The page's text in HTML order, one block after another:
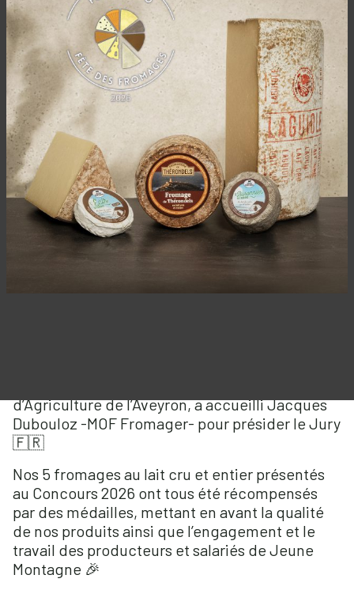
d’Agriculture de l’Aveyron, a accueilli Jacques
Dubouloz -MOF Fromager- pour présider le Jury
🇫🇷
Nos 5 fromages au lait cru et entier présentés
au Concours 2026 ont tous été récompensés
par des médailles, mettant en avant la qualité
de nos produits ainsi que l’engagement et le
travail des producteurs et salariés de Jeune
Montagne 🎉